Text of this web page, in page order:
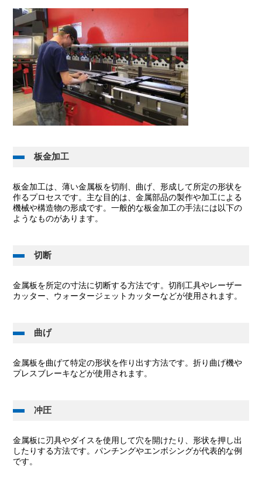
板金加工
板金加工は、薄い金属板を切削、曲げ、形成して所定の形状を
作るプロセスです。主な目的は、金属部品の製作や加工による
機械や構造物の形成です。一般的な板金加工の手法には以下の
ようなものがあります。
切断
金属板を所定の寸法に切断する方法です。切削工具やレーザー
カッター、ウォータージェットカッターなどが使用されます。
曲げ
金属板を曲げて特定の形状を作り出す方法です。折り曲げ機や
プレスブレーキなどが使用されます。
冲圧
金属板に刃具やダイスを使用して穴を開けたり、形状を押し出
したりする方法です。パンチングやエンボシングが代表的な例
です。